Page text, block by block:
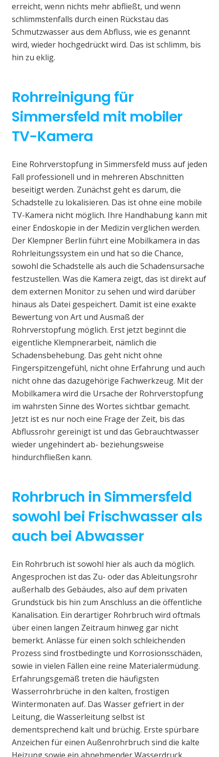
erreicht, wenn nichts mehr abfließt, und wenn
schlimmstenfalls durch einen Rückstau das
Schmutzwasser aus dem Abfluss, wie es genannt
wird, wieder hochgedrückt wird. Das ist schlimm, bis
hin zu eklig.
Rohrreinigung für
Simmersfeld mit mobiler
TV-Kamera
Eine Rohrverstopfung in Simmersfeld muss auf jeden
Fall professionell und in mehreren Abschnitten
beseitigt werden. Zunächst geht es darum, die
Schadstelle zu lokalisieren. Das ist ohne eine mobile
TV-Kamera nicht möglich. Ihre Handhabung kann mit
einer Endoskopie in der Medizin verglichen werden.
Der Klempner Berlin führt eine Mobilkamera in das
Rohrleitungssystem ein und hat so die Chance,
sowohl die Schadstelle als auch die Schadensursache
festzustellen. Was die Kamera zeigt, das ist direkt auf
dem externen Monitor zu sehen und wird darüber
hinaus als Datei gespeichert. Damit ist eine exakte
Bewertung von Art und Ausmaß der
Rohrverstopfung möglich. Erst jetzt beginnt die
eigentliche Klempnerarbeit, nämlich die
Schadensbehebung. Das geht nicht ohne
Fingerspitzengefühl, nicht ohne Erfahrung und auch
nicht ohne das dazugehörige Fachwerkzeug. Mit der
Mobilkamera wird die Ursache der Rohrverstopfung
im wahrsten Sinne des Wortes sichtbar gemacht.
Jetzt ist es nur noch eine Frage der Zeit, bis das
Abflussrohr gereinigt ist und das Gebrauchtwasser
wieder ungehindert ab- beziehungsweise
hindurchfließen kann.
Rohrbruch in Simmersfeld
sowohl bei Frischwasser als
auch bei Abwasser
Ein Rohrbruch ist sowohl hier als auch da möglich.
Angesprochen ist das Zu- oder das Ableitungsrohr
außerhalb des Gebäudes, also auf dem privaten
Grundstück bis hin zum Anschluss an die öffentliche
Kanalisation. Ein derartiger Rohrbruch wird oftmals
über einen langen Zeitraum hinweg gar nicht
bemerkt. Anlässe für einen solch schleichenden
Prozess sind frostbedingte und Korrosionsschäden,
sowie in vielen Fällen eine reine Materialermüdung.
Erfahrungsgemäß treten die häufigsten
Wasserrohrbrüche in den kalten, frostigen
Wintermonaten auf. Das Wasser gefriert in der
Leitung, die Wasserleitung selbst ist
dementsprechend kalt und brüchig. Erste spürbare
Anzeichen für einen Außenrohrbruch sind die kalte